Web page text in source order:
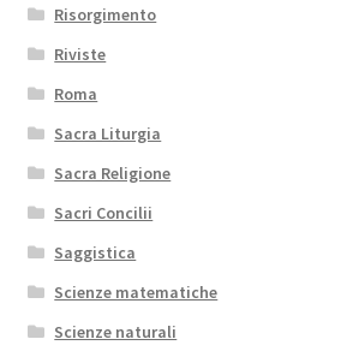
Risorgimento
Riviste
Roma
Sacra Liturgia
Sacra Religione
Sacri Concilii
Saggistica
Scienze matematiche
Scienze naturali